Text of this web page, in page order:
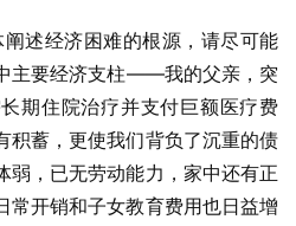
述经济困难的根源，请尽可能
主要经济支柱——我的父亲，突
期住院治疗并支付巨额医疗费
积蓄，更使我们背负了沉重的债
弱，已无劳动能力，家中还有正
常开销和子女教育费用也日益增